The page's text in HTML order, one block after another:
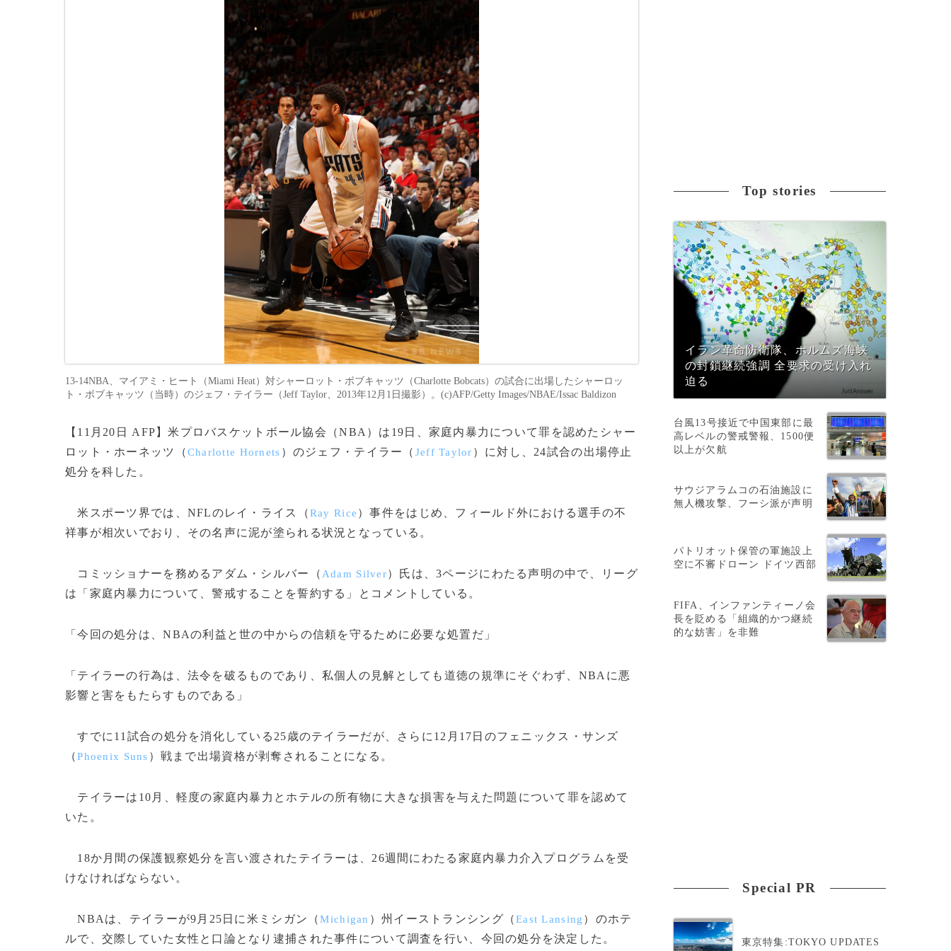
13-14NBA、マイアミ・ヒート（Miami Heat）対シャーロット・ボブキャッツ（Charlotte Bobcats）の試合に出場したシャーロッ
ト・ボブキャッツ（当時）のジェフ・テイラー（Jeff Taylor、2013年12月1日撮影）。(c)AFP/Getty Images/NBAE/Issac Baldizon
【11月20日 AFP】米プロバスケットボール協会（NBA）は19日、家庭内暴力について罪を認めたシャー
ロット・ホーネッツ（Charlotte Hornets ）のジェフ・テイラー（ Jeff Taylor ）に対し、24試合の出場停止
処分を科した。
米スポーツ界では、NFLのレイ・ライス（Ray Rice ）事件をはじめ、フィールド外における選手の不
祥事が相次いでおり、その名声に泥が塗られる状況となっている。
コミッショナーを務めるアダム・シルバー（ Adam Silver）氏は、3ページにわたる声明の中で、リーグ
は「家庭内暴力について、警戒することを誓約する」とコメントしている。
「今回の処分は、NBAの利益と世の中からの信頼を守るために必要な処置だ」
「テイラーの行為は、法令を破るものであり、私個人の見解としても道徳の規準にそぐわず、NBAに悪
影響と害をもたらすものである」
すでに11試合の処分を消化している25歳のテイラーだが、さらに12月17日のフェニックス・サンズ
（Phoenix Suns ）戦まで出場資格が剥奪されることになる。
テイラーは10月、軽度の家庭内暴力とホテルの所有物に大きな損害を与えた問題について罪を認めて
いた。
18か月間の保護観察処分を言い渡されたテイラーは、26週間にわたる家庭内暴力介入プログラムを受
けなければならない。
NBAは、テイラーが9月25日に米ミシガン（Michigan ）州イーストランシング（East Lansing ）のホテ
ルで、交際していた女性と口論となり逮捕された事件について調査を行い、今回の処分を決定した。
Top stories
イラン革命防衛隊、ホルムズ海峡
の封鎖継続強調 全要求の受け入れ
迫る
台風13号接近で中国東部に最
高レベルの警戒警報、1500便
以上が欠航
サウジアラムコの石油施設に
無人機攻撃、フーシ派が声明
パトリオット保管の軍施設上
空に不審ドローン ドイツ西部
FIFA、インファンティーノ会
長を貶める「組織的かつ継続
的な妨害」を非難
Special PR
東京特集:TOKYO UPDATES